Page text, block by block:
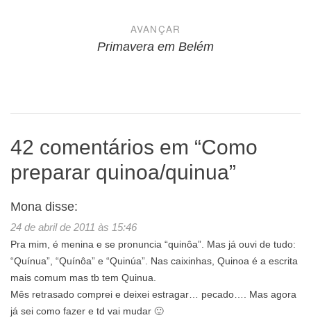
AVANÇAR
Primavera em Belém
42 comentários em “Como
preparar quinoa/quinua”
Mona disse:
24 de abril de 2011 às 15:46
Pra mim, é menina e se pronuncia “quinôa”. Mas já ouvi de tudo:
“Quínua”, “Quínôa” e “Quinúa”. Nas caixinhas, Quinoa é a escrita
mais comum mas tb tem Quinua.
Mês retrasado comprei e deixei estragar… pecado…. Mas agora
já sei como fazer e td vai mudar 🙂